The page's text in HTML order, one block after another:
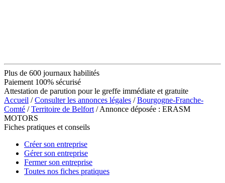
Plus de 600 journaux habilités
Paiement 100% sécurisé
Attestation de parution pour le greffe immédiate et gratuite
Accueil /Consulter les annonces légales /Bourgogne-Franche-
Comté /Territoire de Belfort / Annonce déposée : ERASM
MOTORS
Fiches pratiques et conseils
Créer son entreprise
Gérer son entreprise
Fermer son entreprise
Toutes nos fiches pratiques